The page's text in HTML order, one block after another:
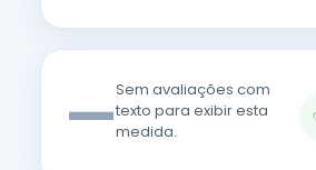
—Sem avaliações com
texto para exibir esta
medida.